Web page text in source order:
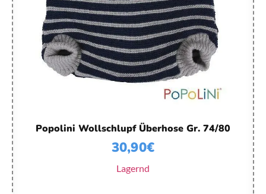
Popolini Wollschlupf Überhose Gr. 74/80
30,90€
Lagernd